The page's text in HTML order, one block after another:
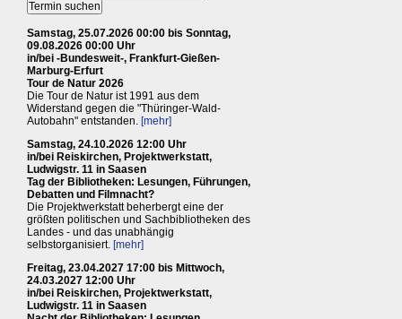
Samstag, 25.07.2026 00:00 bis Sonntag,
09.08.2026 00:00 Uhr
in/bei -Bundesweit-, Frankfurt-Gießen-
Marburg-Erfurt
Tour de Natur 2026
Die Tour de Natur ist 1991 aus dem
Widerstand gegen die "Thüringer-Wald-
Autobahn" entstanden. [mehr]
Samstag, 24.10.2026 12:00 Uhr
in/bei Reiskirchen, Projektwerkstatt,
Ludwigstr. 11 in Saasen
Tag der Bibliotheken: Lesungen, Führungen,
Debatten und Filmnacht?
Die Projektwerkstatt beherbergt eine der
größten politischen und Sachbibliotheken des
Landes - und das unabhängig
selbstorganisiert. [mehr]
Freitag, 23.04.2027 17:00 bis Mittwoch,
24.03.2027 12:00 Uhr
in/bei Reiskirchen, Projektwerkstatt,
Ludwigstr. 11 in Saasen